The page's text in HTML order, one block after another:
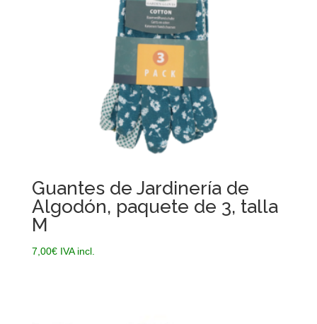
Guantes de Jardinería de
Algodón, paquete de 3, talla
M
7,00€ IVA incl.